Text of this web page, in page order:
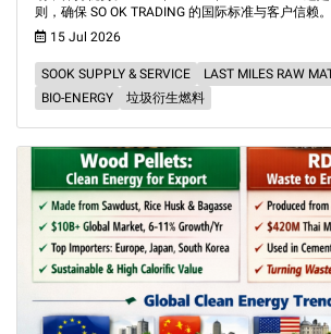
则，确保 SO OK TRADING 的国际标准与客户信赖。
15 Jul 2026
SOOK SUPPLY & SERVICE
LAST MILES RAW
BIO-ENERGY
垃圾衍生燃料